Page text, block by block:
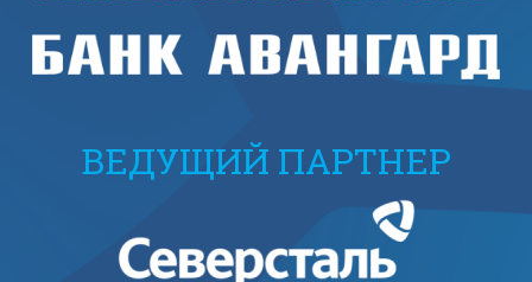
ВЕДУЩИЙ ПАРТНЕР